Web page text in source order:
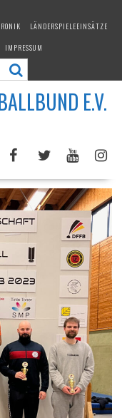
LÄNDERSPIELEEINSÄTZE
IMPRESSUM
E.V.